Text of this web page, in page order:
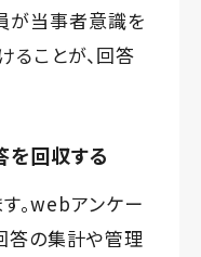
が当事者意識を
ることが、回答
を回収する
。webアンケー
答の集計や管理